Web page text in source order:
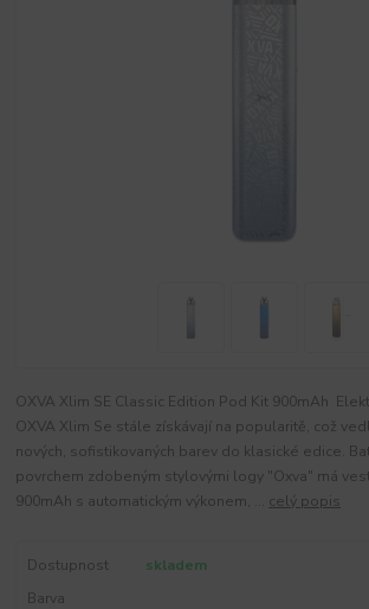
OXVA Xlim SE Classic Edition Pod Kit 900mAh
OXVA Xlim Se stále získávají na popularitě, což
nových, sofistikovaných barev do klasické edice.
povrchem zdobeným stylovými logy "Oxva" má
900mAh s automatickým výkonem, ... celý popis
Dostupnost
skladem
Barva